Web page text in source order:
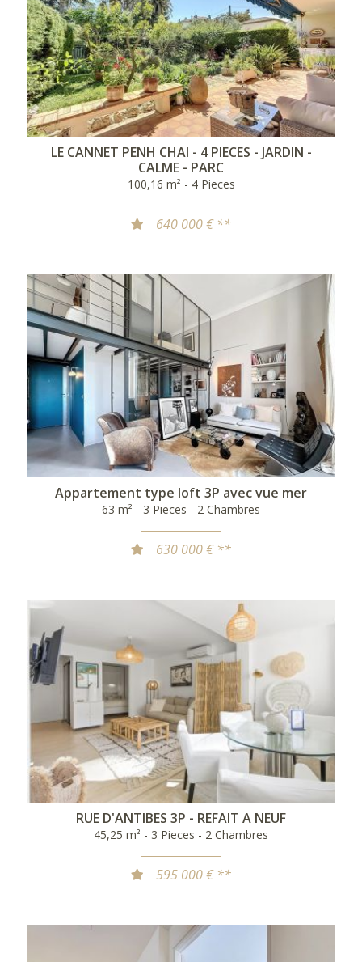
LE CANNET PENH CHAI - 4 PIECES - JARDIN -
CALME - PARC
100,16 m² - 4 Pieces
640 000 € **
Appartement type loft 3P avec vue mer
63 m² - 3 Pieces - 2 Chambres
630 000 € **
RUE D'ANTIBES 3P - REFAIT A NEUF
45,25 m² - 3 Pieces - 2 Chambres
595 000 € **